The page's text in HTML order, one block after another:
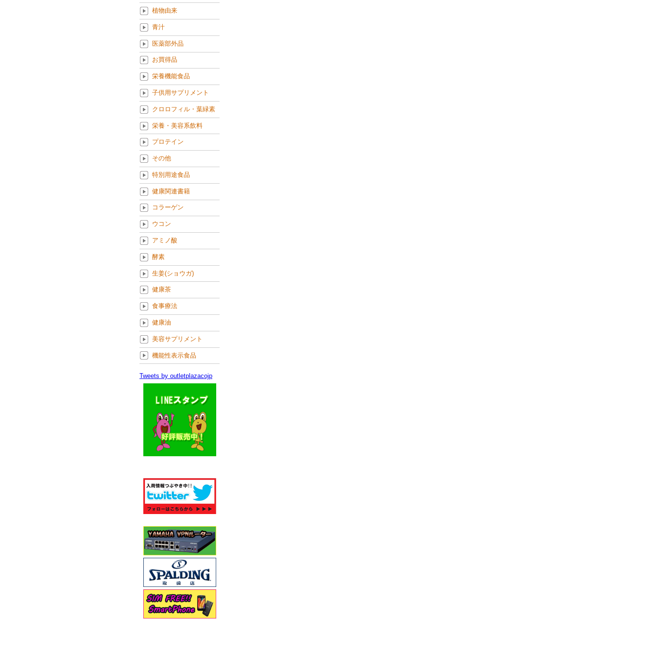
植物由来
青汁
医薬部外品
お買得品
栄養機能食品
子供用サプリメント
クロロフィル・葉緑素
栄養・美容系飲料
プロテイン
その他
特別用途食品
健康関連書籍
コラーゲン
ウコン
アミノ酸
酵素
生姜(ショウガ)
健康茶
食事療法
健康油
美容サプリメント
機能性表示食品
Tweets by outletplazacojp